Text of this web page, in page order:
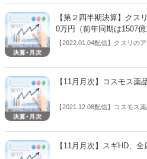
する増減率は記載していない。
の対応状況を説明し、12月24
を受け付けたとした。第３四
単独では増収増益に転じた。
設率は79％を超えた。リフィ
と、「土曜開局や部分的には
こでも処方箋を受け付けられ
た。
【第２四半期決算】クス
0万円（前年同期は1507億
【2022.01.04配信】クスリの
2022年５月期第２四半期の連
期は1507億1600万円）、営業
8100万円）、経常利益71億
億3500万円）だった。「収益
【11月月次】コスモス薬
【2021.12.08配信】コスモス
【11月月次】スギHD、